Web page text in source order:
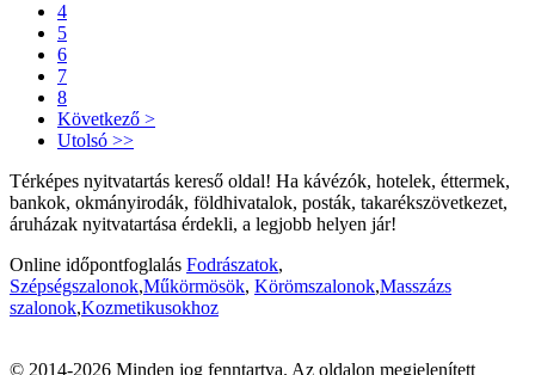
4
5
6
7
8
Következő >
Utolsó >>
Térképes nyitvatartás kereső oldal! Ha kávézók, hotelek, éttermek,
bankok, okmányirodák, földhivatalok, posták, takarékszövetkezet,
áruházak nyitvatartása érdekli, a legjobb helyen jár!
Online időpontfoglalás Fodrászatok,
Szépségszalonok,Műkörmösök, Körömszalonok,Masszázs
szalonok,Kozmetikusokhoz
© 2014-2026 Minden jog fenntartva. Az oldalon megjelenített